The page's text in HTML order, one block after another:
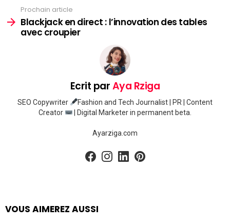
Prochain article
Blackjack en direct : l’innovation des tables
avec croupier
Ecrit parAya Rziga
SEO Copywriter
Fashion and Tech Journalist | PR | Content
Creator
| Digital Marketer in permanent beta.
Ayarziga.com
facebookinstagram
linkedin
VOUS AIMEREZ AUSSI